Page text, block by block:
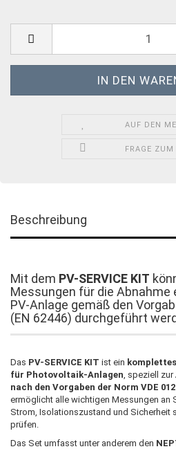
AUF DEN
FRAGE
Beschreibung
Mit dem PV-SERVICE KIT
Messungen für die Abnahme
PV-Anlage gemäß den
(EN 62446) durchgeführt
Das PV-SERVICE KIT ist ein
für Photovoltaik-Anlagen , speziell zur
nach den Vorgaben der Norm VDE
ermöglicht alle wichtigen Messungen an
Strom, Isolationszustand und Sicherheit
prüfen.
Das Set umfasst unter anderem den